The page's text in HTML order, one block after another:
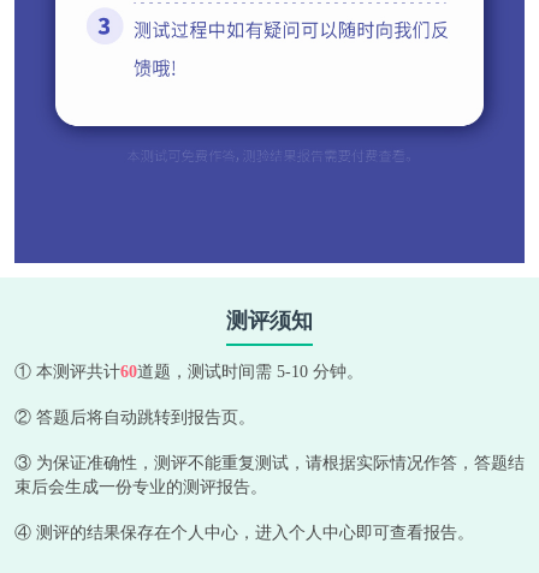
测评须知
① 本测评共计60道题，测试时间需 5-10 分钟。
② 答题后将自动跳转到报告页。
③ 为保证准确性，测评不能重复测试，请根据实际情况作答，答题结
束后会生成一份专业的测评报告。
④ 测评的结果保存在个人中心，进入个人中心即可查看报告。